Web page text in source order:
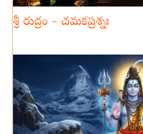
శ్రీ రుద్రం – చమకప్రశ్నః